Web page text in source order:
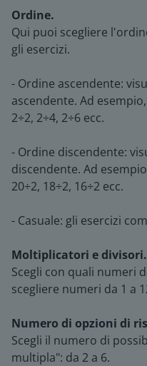
Ordine.
Qui puoi scegliere
gli esercizi.
- Ordine ascendente:
ascendente. Ad
2÷2, 2÷4, 2÷6 ecc.
- Ordine discendente:
discendente. Ad
20÷2, 18÷2, 16÷2 ecc.
- Casuale: gli esercizi
Moltiplicatori e divisori.
Scegli con quali numeri
scegliere numeri da 1 a
Numero di opzioni di
Scegli il numero di
multipla": da 2 a 6.